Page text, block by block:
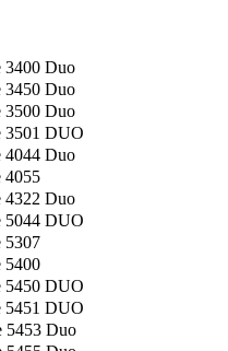
3400 Duo
3450 Duo
3500 Duo
3501 DUO
4044 Duo
4055
4322 Duo
5044 DUO
5307
5400
5450 DUO
5451 DUO
5453 Duo